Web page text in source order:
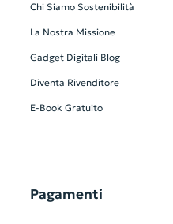
Chi Siamo Sostenibilità
La Nostra Missione
Gadget Digitali Blog
Diventa Rivenditore
E-Book Gratuito
Pagamenti